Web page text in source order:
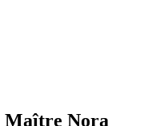
Maître Nora